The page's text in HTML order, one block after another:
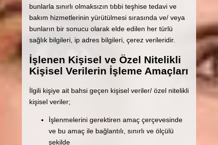
bunlarla sınırlı olmaksızın tıbbi teşhise tedavi ve
bakım hizmetlerinin yürütülmesi sırasında ve/ veya
bunların bir sonucu olarak elde edilen her türlü
sağlık bilgileri, ip adres bilgileri, çerez verileridir.
İşlenen Kişisel ve Özel Nitelikli
Kişisel Verilerin İşleme Amaçları
İlgili kişiye ait bahsi geçen kişisel veriler/ özel nitelikli
kişisel veriler;
İşlenmelerini gerektiren amaç çerçevesinde
ve bu amaç ile bağlantılı, sınırlı ve ölçülü
şekilde